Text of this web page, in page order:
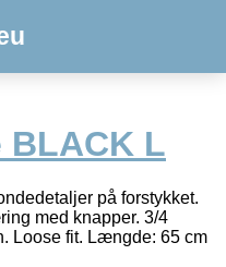
L
på forstykket.
med knapper. 3/4
Loose fit. Længde: 65 cm